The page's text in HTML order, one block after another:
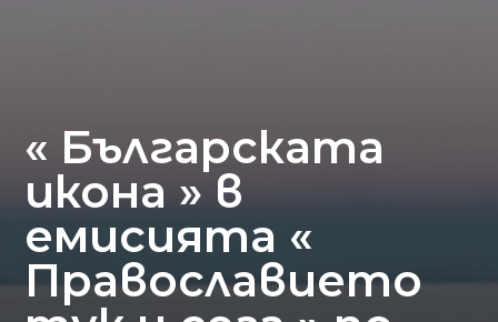
« Българската
икона » в
емисията «
Православието